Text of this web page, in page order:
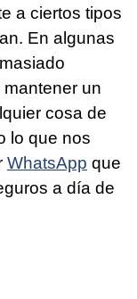
a ciertos tipos
En algunas
un
cosa de
lo que nos
WhatsApp que
a día de